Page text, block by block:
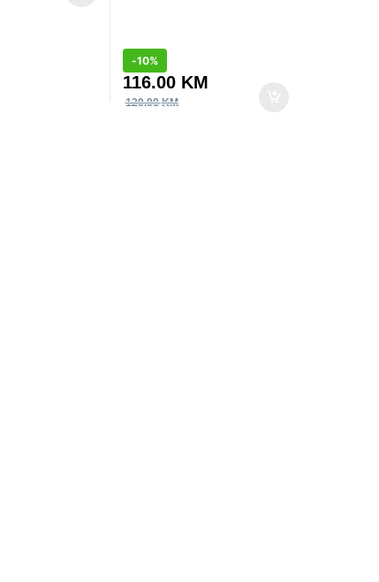
-10%
116.00 KM
129.00KM